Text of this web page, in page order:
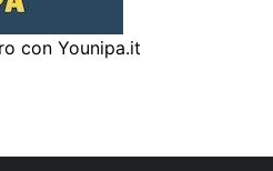
con Younipa.it